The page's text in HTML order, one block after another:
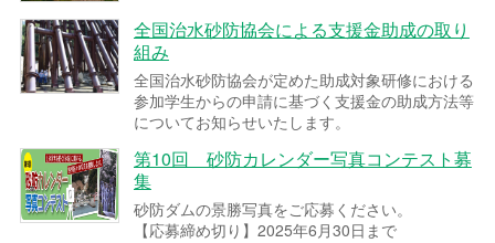
全国治水砂防協会による支援金助成の取り
組み
全国治水砂防協会が定めた助成対象研修における
参加学生からの申請に基づく支援金の助成方法等
についてお知らせいたします。
第10回 砂防カレンダー写真コンテスト募
集
砂防ダムの景勝写真をご応募ください。
【応募締め切り】2025年6月30日まで